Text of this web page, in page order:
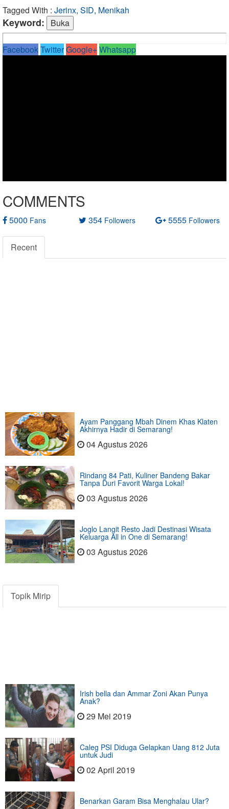
Tagged With : Jerinx, SID, Menikah
Keyword:
FacebookTwitterGoogle+Whatsapp
COMMENTS
5000 Fans 354 Followers 5555 Followers
Recent
Ayam Panggang Mbah Dinem Khas Klaten
Akhirnya Hadir di Semarang!
04 Agustus 2026
Rindang 84 Pati, Kuliner Bandeng Bakar
Tanpa Duri Favorit Warga Lokal!
03 Agustus 2026
Joglo Langit Resto Jadi Destinasi Wisata
Keluarga All in One di Semarang!
03 Agustus 2026
Topik Mirip
Irish bella dan Ammar Zoni Akan Punya
Anak?
29 Mei 2019
Caleg PSI Diduga Gelapkan Uang 812 Juta
untuk Judi
02 April 2019
Benarkan Garam Bisa Menghalau Ular?